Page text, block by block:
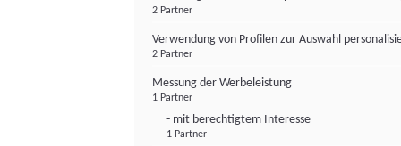
2 Partner
Verwendung von Profilen zur Auswahl
2 Partner
Messung der Werbeleistung
1 Partner
- mit berechtigtem Interesse
1 Partner